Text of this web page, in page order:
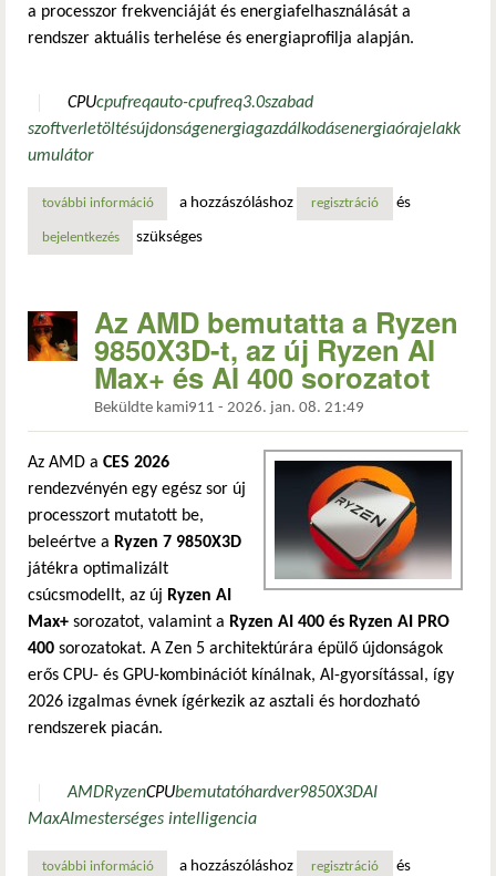
a processzor frekvenciáját és energiafelhasználását a
rendszer aktuális terhelése és energiaprofilja alapján.
CPUcpufreqauto-cpufreq3.0szabad
szoftverletöltésújdonságenergiagazdálkodásenergiaórajelakk
umulátor
további információauto-cpufreq 3.0: precíz cpu turbo-vezérlés és
a hozzászóláshoz regisztráció és
bejelentkezés szükséges
Az AMD bemutatta a Ryzen
9850X3D-t, az új Ryzen AI
Max+ és AI 400 sorozatot
Beküldte kami911 - 2026. jan. 08. 21:49
Az AMD a CES 2026
rendezvényén egy egész sor új
processzort mutatott be,
beleértve a Ryzen 7 9850X3D
játékra optimalizált
csúcsmodellt, az új Ryzen AI
Max+ sorozatot, valamint a Ryzen AI 400 és Ryzen AI PRO
400 sorozatokat. A Zen 5 architektúrára épülő újdonságok
erős CPU- és GPU-kombinációt kínálnak, AI-gyorsítással, így
2026 izgalmas évnek ígérkezik az asztali és hordozható
rendszerek piacán.
AMDRyzenCPUbemutatóhardver9850X3DAI
MaxAImesterséges intelligencia
további információaz amd bemutatta a ryzen 9850x3d-t, az új ryzen ai max+
a hozzászóláshoz regisztráció és